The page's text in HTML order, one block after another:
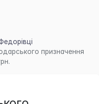
призначення